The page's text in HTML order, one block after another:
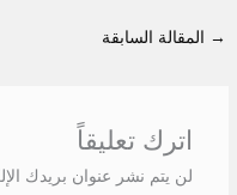
→ المقالة السابقة
اترك تعليقاً
لن يتم نشر عنوان بريدك